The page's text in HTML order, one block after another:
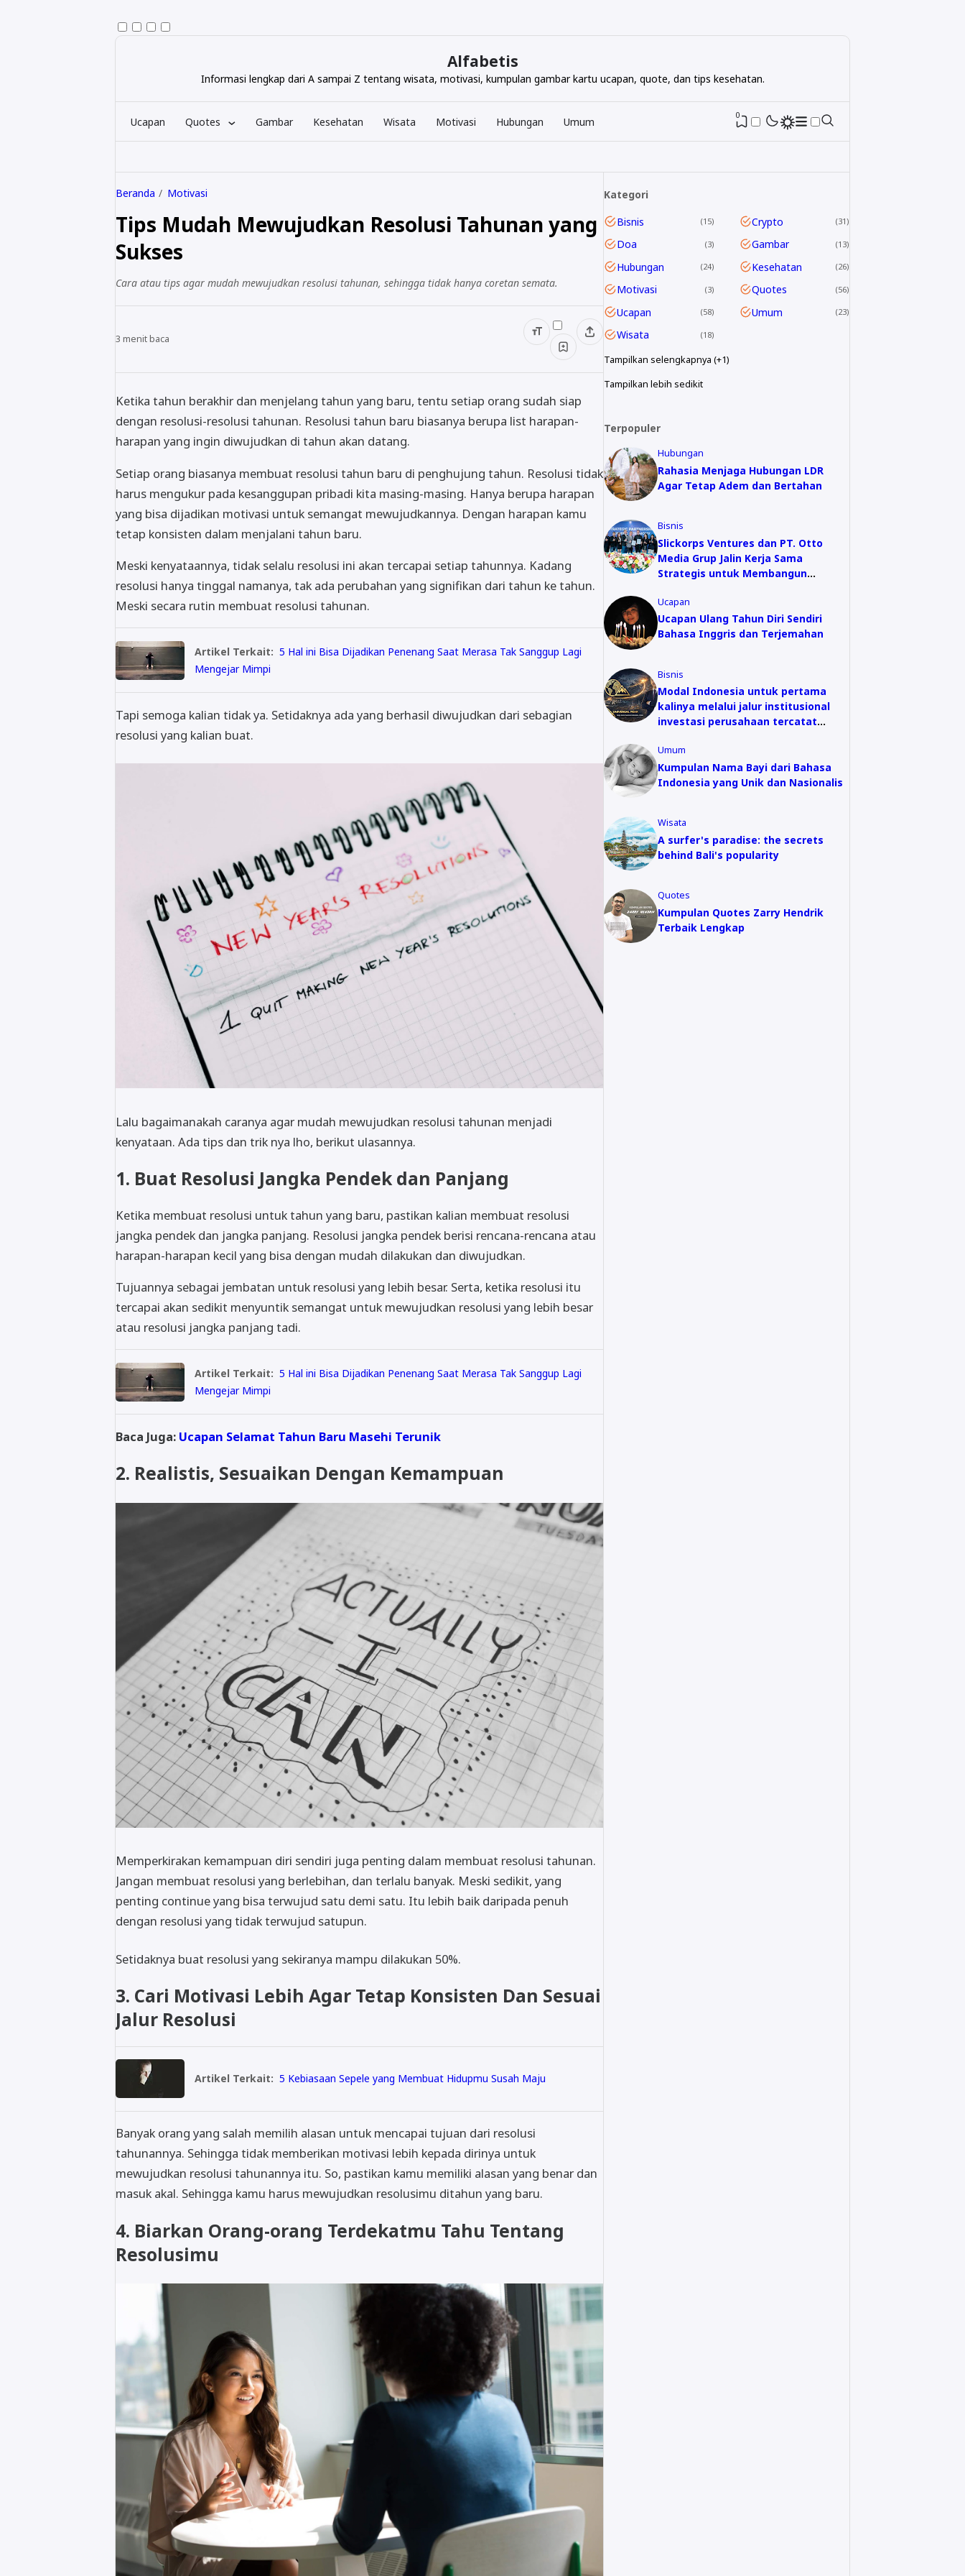
Alfabetis
Informasi lengkap dari A sampai Z tentang wisata, motivasi, kumpulan gambar kartu ucapan, quote, dan tips kesehatan.
Ucapan Quotes Gambar Kesehatan Wisata Motivasi Hubungan Umum 0
Beranda Motivasi
Tips Mudah Mewujudkan Resolusi Tahunan yang
Sukses
Cara atau tips agar mudah mewujudkan resolusi tahunan, sehingga tidak hanya coretan semata.
3 menit baca
Ketika tahun berakhir dan menjelang tahun yang baru, tentu setiap orang sudah siap
dengan resolusi-resolusi tahunan. Resolusi tahun baru biasanya berupa list harapan-
harapan yang ingin diwujudkan di tahun akan datang.
Setiap orang biasanya membuat resolusi tahun baru di penghujung tahun. Resolusi tidak
harus mengukur pada kesanggupan pribadi kita masing-masing. Hanya berupa harapan
yang bisa dijadikan motivasi untuk semangat mewujudkannya. Dengan harapan kamu
tetap konsisten dalam menjalani tahun baru.
Meski kenyataannya, tidak selalu resolusi ini akan tercapai setiap tahunnya. Kadang
resolusi hanya tinggal namanya, tak ada perubahan yang signifikan dari tahun ke tahun.
Meski secara rutin membuat resolusi tahunan.
Artikel Terkait: 5 Hal ini Bisa Dijadikan Penenang Saat Merasa Tak Sanggup Lagi
Mengejar Mimpi
Tapi semoga kalian tidak ya. Setidaknya ada yang berhasil diwujudkan dari sebagian
resolusi yang kalian buat.
Lalu bagaimanakah caranya agar mudah mewujudkan resolusi tahunan menjadi
kenyataan. Ada tips dan trik nya lho, berikut ulasannya.
1. Buat Resolusi Jangka Pendek dan Panjang
Ketika membuat resolusi untuk tahun yang baru, pastikan kalian membuat resolusi
jangka pendek dan jangka panjang. Resolusi jangka pendek berisi rencana-rencana atau
harapan-harapan kecil yang bisa dengan mudah dilakukan dan diwujudkan.
Tujuannya sebagai jembatan untuk resolusi yang lebih besar. Serta, ketika resolusi itu
tercapai akan sedikit menyuntik semangat untuk mewujudkan resolusi yang lebih besar
atau resolusi jangka panjang tadi.
Artikel Terkait: 5 Hal ini Bisa Dijadikan Penenang Saat Merasa Tak Sanggup Lagi
Mengejar Mimpi
Baca Juga: Ucapan Selamat Tahun Baru Masehi Terunik
2. Realistis, Sesuaikan Dengan Kemampuan
Memperkirakan kemampuan diri sendiri juga penting dalam membuat resolusi tahunan.
Jangan membuat resolusi yang berlebihan, dan terlalu banyak. Meski sedikit, yang
penting continue yang bisa terwujud satu demi satu. Itu lebih baik daripada penuh
dengan resolusi yang tidak terwujud satupun.
Setidaknya buat resolusi yang sekiranya mampu dilakukan 50%.
3. Cari Motivasi Lebih Agar Tetap Konsisten Dan Sesuai
Jalur Resolusi
Artikel Terkait: 5 Kebiasaan Sepele yang Membuat Hidupmu Susah Maju
Banyak orang yang salah memilih alasan untuk mencapai tujuan dari resolusi
tahunannya. Sehingga tidak memberikan motivasi lebih kepada dirinya untuk
mewujudkan resolusi tahunannya itu. So, pastikan kamu memiliki alasan yang benar dan
masuk akal. Sehingga kamu harus mewujudkan resolusimu ditahun yang baru.
4. Biarkan Orang-orang Terdekatmu Tahu Tentang
Resolusimu
Kategori
Bisnis
15 Crypto 31
Doa 3 Gambar 13
Hubungan 24 Kesehatan 26
Motivasi 3 Quotes 56
Ucapan 58 Umum 23
Wisata 18
Tampilkan selengkapnya (+1)
Tampilkan lebih sedikit
Terpopuler
Hubungan
Rahasia Menjaga Hubungan LDR
Agar Tetap Adem dan Bertahan
Bisnis
Slickorps Ventures dan PT. Otto
Media Grup Jalin Kerja Sama
Strategis untuk Membangun
Asia Tenggara
Ucapan
Ucapan Ulang Tahun Diri Sendiri
Bahasa Inggris dan Terjemahan
Bisnis
Modal Indonesia untuk pertama
kalinya melalui jalur institusional
investasi perusahaan tercatat
Indonesia membuka babak baru
Umum
Kumpulan Nama Bayi dari Bahasa
Indonesia yang Unik dan Nasionalis
Wisata
A surfer's paradise: the secrets
behind Bali's popularity
Quotes
Kumpulan Quotes Zarry Hendrik
Terbaik Lengkap